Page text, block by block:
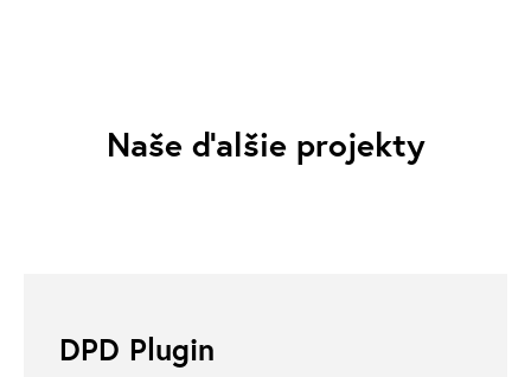
Naše ďalšie projekty
DPD Plugin